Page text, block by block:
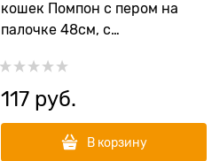
кошек Помпон с пером на
палочке 48см, с
117 руб.
В корзину